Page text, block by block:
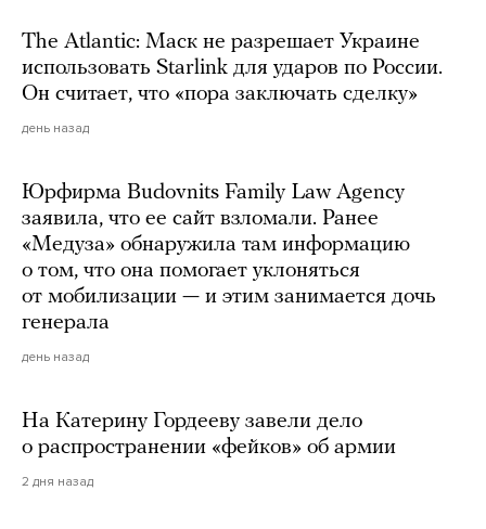
The Atlantic: Маск не разрешает Украине
использовать Starlink для ударов по России.
Он считает, что «пора заключать сделку»
день назад
Юрфирма Budovnits Family Law Agency
заявила, что ее сайт взломали. Ранее
«Медуза» обнаружила там информацию
о том, что она помогает уклоняться
от мобилизации — и этим занимается дочь
генерала
день назад
На Катерину Гордееву завели дело
о распространении «фейков» об армии
2 дня назад